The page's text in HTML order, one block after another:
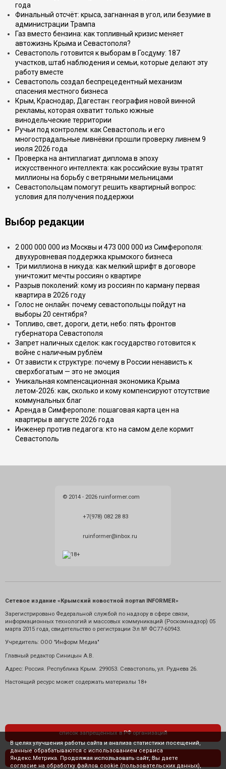
года
Финальный отсчёт: крыса, загнанная в угол, или безумие в
администрации Трампа
Газ вместо бензина: как топливный кризис меняет
автожизнь Крыма и Севастополя?
Севастополь готовится к выборам в Госдуму: 187
участков, штаб наблюдения и семьи, которые делают эту
работу вместе
Севастополь создал беспрецедентный механизм
спасения местного бизнеса
Крым, Краснодар, Дагестан: география новой винной
рекламы, которая охватит только южные
винодельческие территории
Ручьи под контролем: как Севастополь и его
многострадальные ливнёвки прошли проверку ливнем 9
июля 2026 года
Проверка на антиплагиат диплома в эпоху
искусственного интеллекта: как российские вузы тратят
миллионы на борьбу с ветряными мельницами
Севастопольцам помогут решить квартирный вопрос:
условия для получения поддержки
Выбор редакции
2 000 000 000 из Москвы и 473 000 000 из Симферополя:
двухуровневая поддержка крымского бизнеса
Три миллиона в никуда: как мелкий шрифт в договоре
уничтожит мечты россиян о квартире
Разрыв поколений: кому из россиян по карману первая
квартира в 2026 году
Голос не онлайн: почему севастопольцы пойдут на
выборы 20 сентября?
Топливо, свет, дороги, дети, небо: пять фронтов
губернатора Севастополя
Запрет наличных сделок: как государство готовится к
войне с наличным рублём
От зависти к структуре: почему в России ненависть к
сверхбогатым — это не эмоция
Уникальная компенсационная экономика Крыма
летом-2026: как, сколько и кому компенсируют отсутствие
коммунальных благ
Аренда в Симферополе: пошаговая карта цен на
квартиры в августе 2026 года
Инженер против педагога: кто на самом деле кормит
Севастополь
© 2014 - 2026 ruinformer.com
+7(978) 082 28 83
ruinformer@inbox.ru
Сетевое издание «Крымский новостной портал INFORMER»
Зарегистрировано Федеральной службой по надзору в сфере связи,
информационных технологий и массовых коммуникаций (Роскомнадзор) 05
марта 2015 года, свидетельство о регистрации Эл № ФС77-60943.
Учредитель: ООО "Информ Медиа"
Главный редактор Синицын А.В.
Адрес: Россия. Республика Крым. 299053. Севастополь, ул. Руднева 26.
Настоящий ресурс может содержать материалы 18+
список запрещенных в РФ организаций
политика конфиденциальности
В целях улучшения работы сайта и анализа статистики посещений,
данные обрабатываются с использованием сервиса
Яндекс.Метрика. Продолжая использовать сайт, Вы даете
согласие на обработку файлов cookie (пользовательских данных),